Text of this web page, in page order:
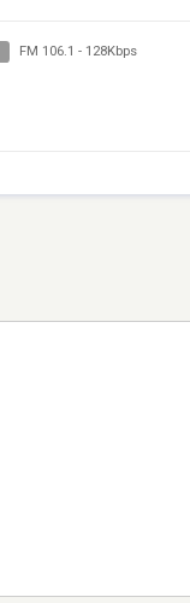
FM 106.1 - 128Kbps